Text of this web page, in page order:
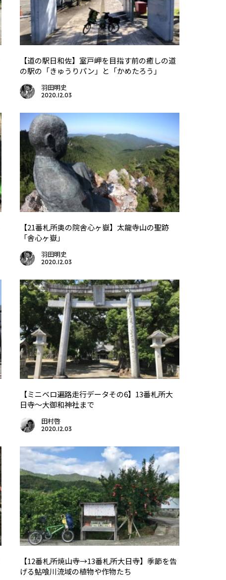
【道の駅日和佐】室戸岬を目指す前の癒しの道
の駅の「きゅうりパン」と「かめたろう」
羽田明史
2020.12.03
【21番札所奥の院舎心ヶ嶽】太龍寺山の聖跡
「舎心ヶ嶽」
羽田明史
2020.12.03
【ミニベロ遍路走行データその6】13番札所大
日寺〜大御和神社まで
田村啓
2020.12.03
【12番札所焼山寺→13番札所大日寺】季節を告
げる鮎喰川流域の植物や作物たち